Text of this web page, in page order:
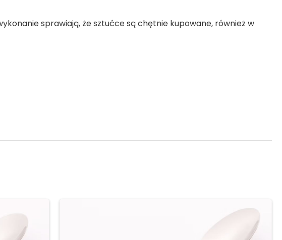
sprawiają, że sztućce są chętnie kupowane, również w